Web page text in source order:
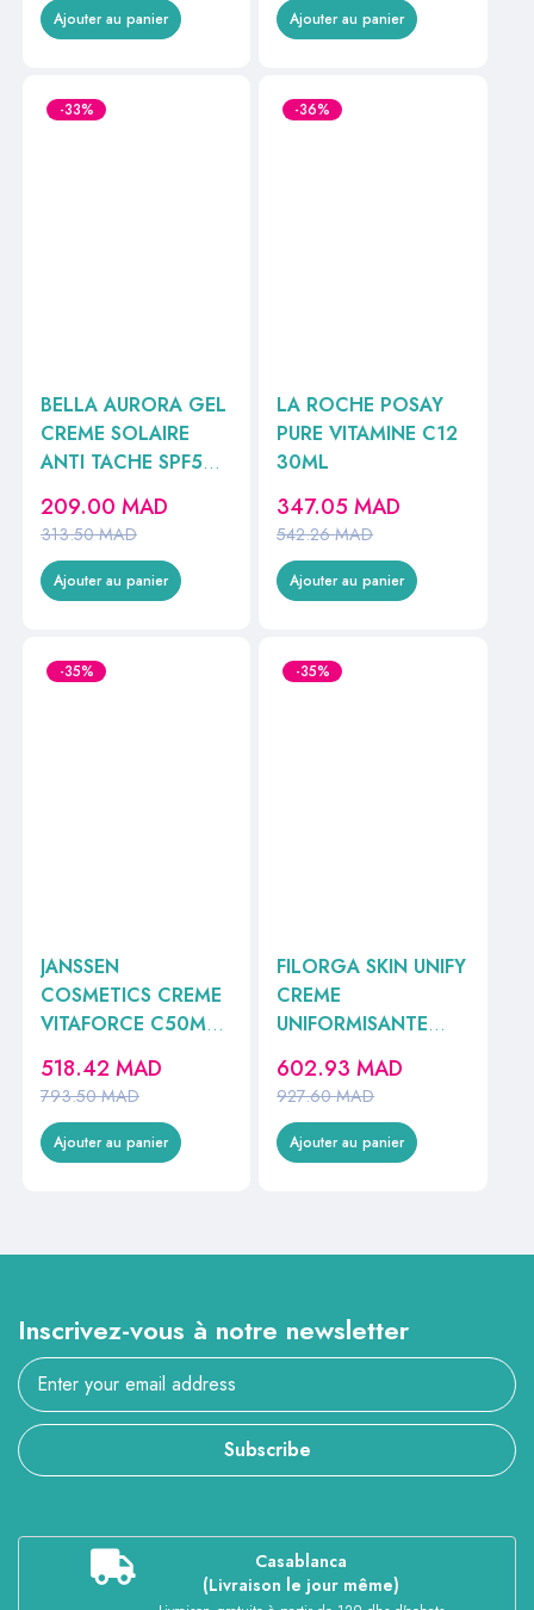
Ajouter au panier Ajouter au panier
-33%
BELLA AURORA GEL
CREME SOLAIRE
ANTI TACHE SPF50
PEAUX MIXTE A
GRASSE 50ML
313.50MAD
209.00 MAD
Ajouter au panier
-36%
LA ROCHE POSAY
PURE VITAMINE C12
30ML
542.26MAD
347.05MAD
Ajouter au panier
-35%
JANSSEN
COSMETICS CREME
VITAFORCE C50ML
//
793.50MAD
518.42 MAD
Ajouter au panier
-35%
FILORGA SKIN UNIFY
CREME
UNIFORMISANTE
927.60MAD
602.93MAD
Ajouter au panier
Inscrivez-vous à notre newsletter
Subscribe
Casablanca
(Livraison le jour même)